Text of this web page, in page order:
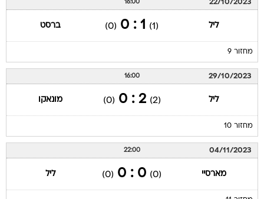
22/10/2023
16:00
ליל (1)
1 : 0
(0) ברסט
מחזור 9
29/10/2023
16:00
ליל (2)
2 : 0
(0) מונאקו
מחזור 10
04/11/2023
22:00
מארסיי (0)
0 : 0
(0) ליל